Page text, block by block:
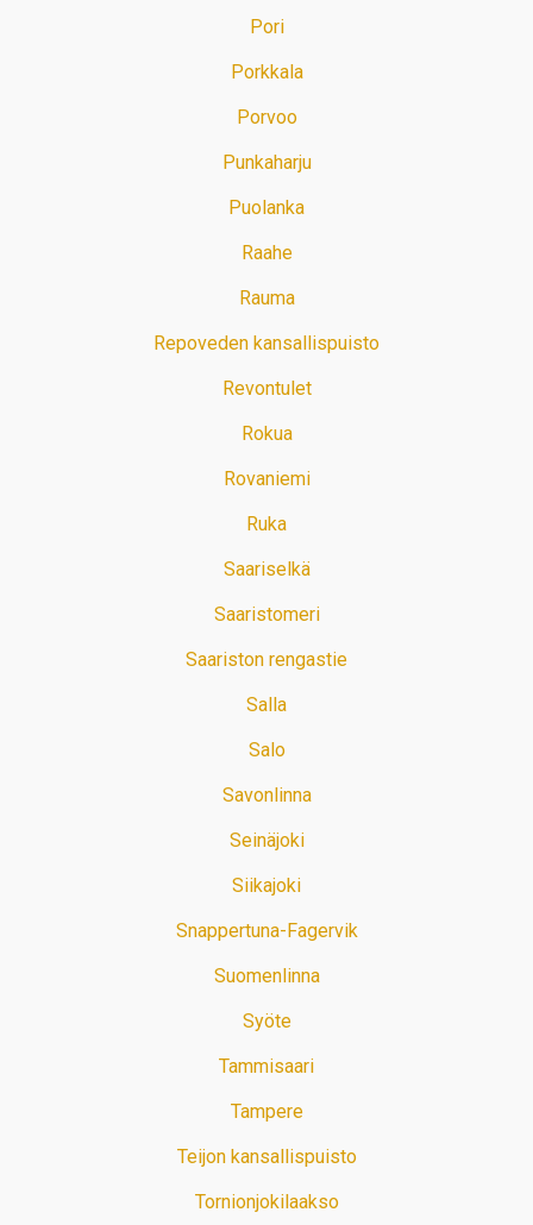
Pori
Porkkala
Porvoo
Punkaharju
Puolanka
Raahe
Rauma
Repoveden kansallispuisto
Revontulet
Rokua
Rovaniemi
Ruka
Saariselkä
Saaristomeri
Saariston rengastie
Salla
Salo
Savonlinna
Seinäjoki
Siikajoki
Snappertuna-Fagervik
Suomenlinna
Syöte
Tammisaari
Tampere
Teijon kansallispuisto
Tornionjokilaakso